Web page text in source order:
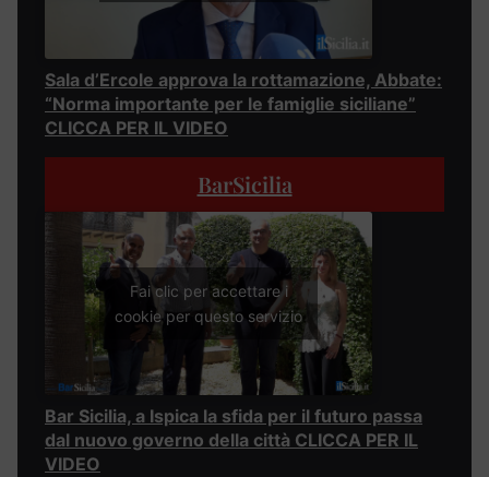
Sala d’Ercole approva la rottamazione, Abbate:
“Norma importante per le famiglie siciliane”
CLICCA PER IL VIDEO
BarSicilia
Fai clic per accettare i
cookie per questo servizio
Bar Sicilia, a Ispica la sfida per il futuro passa
dal nuovo governo della città CLICCA PER IL
VIDEO